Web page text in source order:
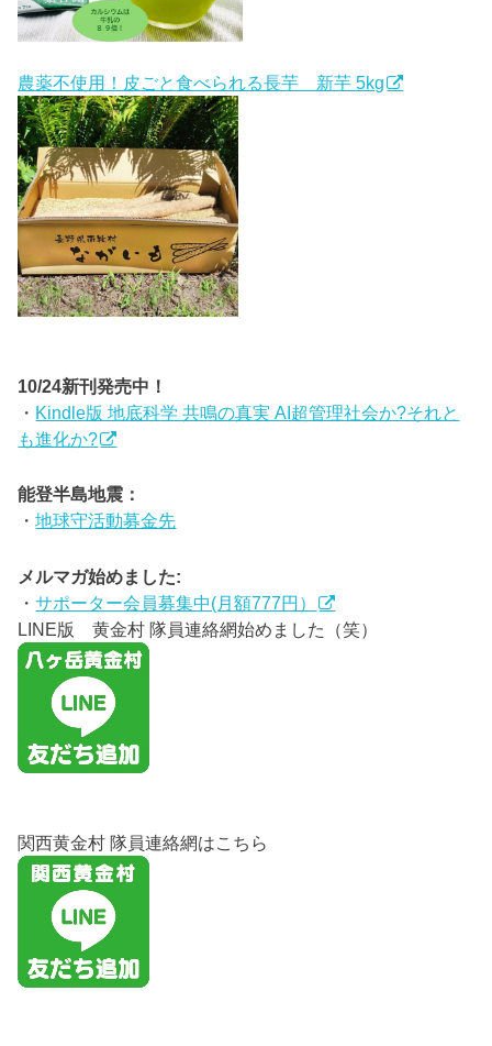
農薬不使用！皮ごと食べられる長芋 新芋 5kg
10/24新刊発売中！
・ Kindle版 地底科学 共鳴の真実 AI超管理社会か?それと
も進化か?
能登半島地震：
・地球守活動募金先
メルマガ始めました:
・サポーター会員募集中(月額777円）
LINE版 黄金村 隊員連絡網始めました（笑）
関西黄金村 隊員連絡網はこちら